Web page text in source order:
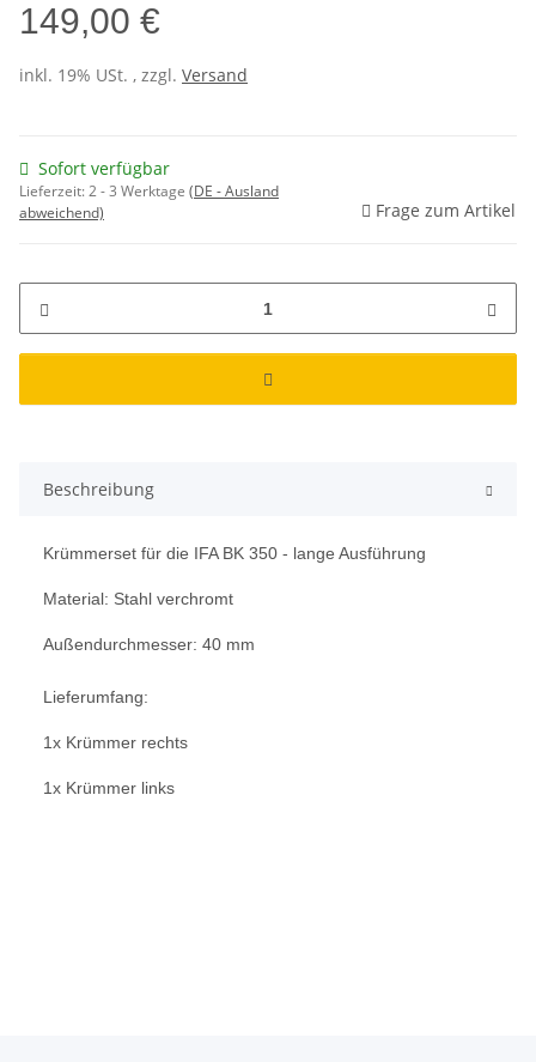
149,00 €
inkl. 19% USt. , zzgl. Versand
Sofort verfügbar
Lieferzeit:2 - 3 Werktage (DE - Ausland
abweichend)
Frage zum Artikel
Beschreibung
Krümmerset für die IFA BK 350 - lange Ausführung
Material: Stahl verchromt
Außendurchmesser: 40 mm
Lieferumfang:
1x Krümmer rechts
1x Krümmer links